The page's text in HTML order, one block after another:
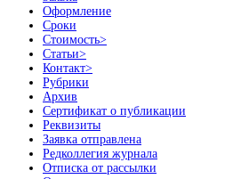
Оформление
Сроки
Стоимость>
Статьи>
Контакт>
Рубрики
Архив
Сертификат о публикации
Реквизиты
Заявка отправлена
Редколлегия журнала
Отписка от рассылки